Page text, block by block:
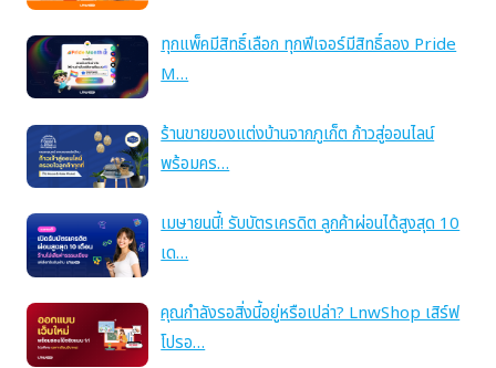
ทุกแพ็คมีสิทธิ์เลือก ทุกฟีเจอร์มีสิทธิ์ลอง Pride
M…
ร้านขายของแต่งบ้านจากภูเก็ต ก้าวสู่ออนไลน์
พร้อมคร…
เมษายนนี้! รับบัตรเครดิต ลูกค้าผ่อนได้สูงสุด 10
เด…
คุณกำลังรอสิ่งนี้อยู่หรือเปล่า? LnwShop เสิร์ฟ
โปรอ…